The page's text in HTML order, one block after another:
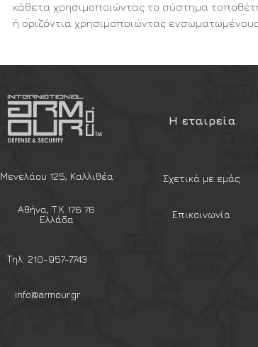
κάθετα χρησιμοποιώντας το σύστημα
ή οριζόντια χρησιμοποιώντας
Η εταιρεία
Μενελάου 125, Καλλιθέα
Αθήνα, Τ.Κ 176 76
Ελλάδα
Τηλ: 210-957-7743
info@armour.gr
Σχετικά με εμάς
Επικοινωνία